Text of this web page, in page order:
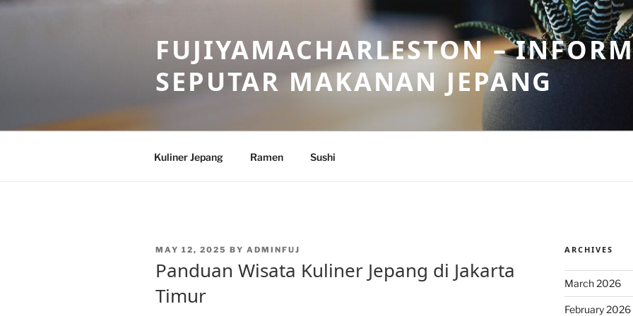
Skip
FUJIYAMACHARLESTON –
SEPUTAR MAKANAN JEPANG
Kuliner Jepang Ramen Sushi
POSTED
MAY 12, 2025 BY ADMINFUJ
Panduan Wisata Kuliner Jepang di Jakarta
Timur
ARCHIVES
March 2026
February 2026